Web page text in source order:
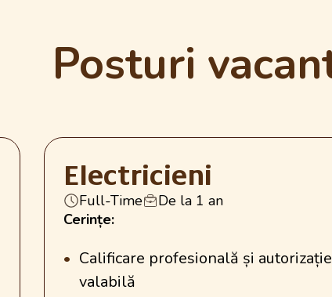
Posturi
Electricieni
Full-Time
De la 1 an
Cerințe:
Calificare profesională și autorizație
valabilă